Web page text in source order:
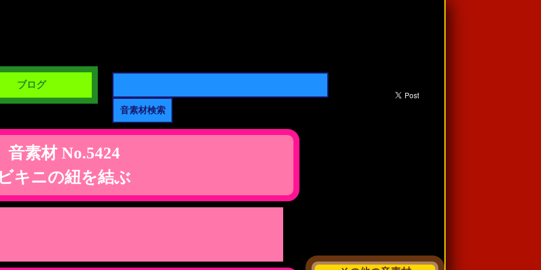
ブログ
音素材 No.5424
キニの紐を結ぶ